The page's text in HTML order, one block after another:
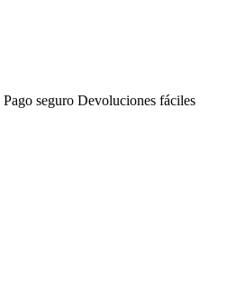
Pago seguro Devoluciones fáciles